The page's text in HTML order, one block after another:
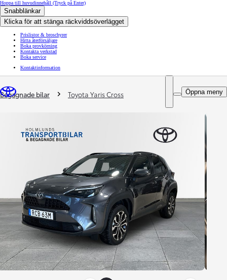
Hoppa till huvudinnehåll (Tryck på Enter)
Snabblänkar
Klicka för att stänga räckviddsöverlägget
Prislistor & broschyrer
Hitta återförsäljare
Boka provkörning
Kontakta verkstad
Boka service
Kontaktinformation
Öppna meny
You are here
Begagnade bilar Toyota Yaris Cross